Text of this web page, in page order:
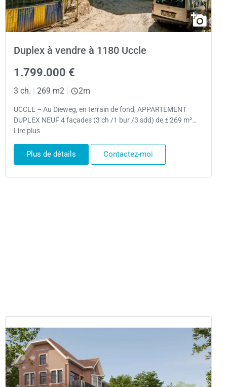
Duplex à vendre à 1180 Uccle
1.799.000 €
3 ch. | 269 m2 | 2m
UCCLE – Au Dieweg, en terrain de fond, APPARTEMENT
DUPLEX NEUF 4 façades (3 ch /1 bur /3 sdd) de ± 269 m²…
Lire plus
Plus de détails Contactez-moi